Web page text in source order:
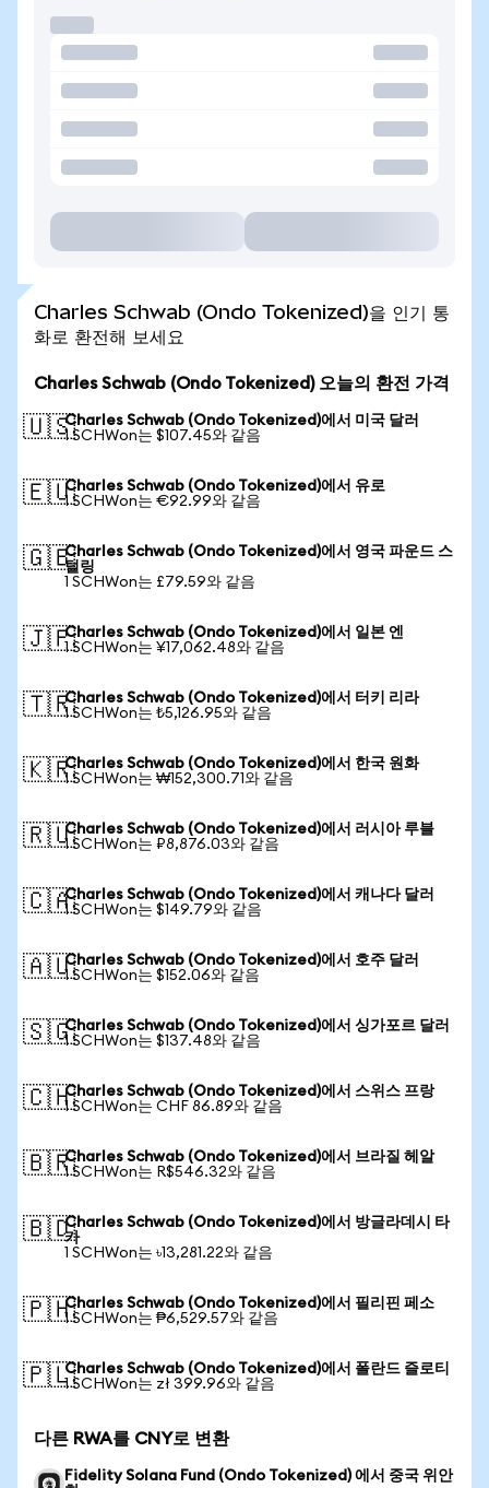
Charles Schwab (Ondo Tokenized)을 인기 통
화로 환전해 보세요
Charles Schwab (Ondo Tokenized) 오늘의 환전 가격
🇺🇸Charles Schwab (Ondo Tokenized)에서 미국 달러
1 SCHWon는 $107.45와 같음
🇪🇺Charles Schwab (Ondo Tokenized)에서 유로
1 SCHWon는 €92.99와 같음
🇬🇧Charles Schwab (Ondo Tokenized)에서 영국 파운드 스
털링
1 SCHWon는 £79.59와 같음
🇯🇵Charles Schwab (Ondo Tokenized)에서 일본 엔
1 SCHWon는 ¥17,062.48와 같음
🇹🇷Charles Schwab (Ondo Tokenized)에서 터키 리라
1 SCHWon는 ₺5,126.95와 같음
🇰🇷Charles Schwab (Ondo Tokenized)에서 한국 원화
1 SCHWon는 ₩152,300.71와 같음
🇷🇺Charles Schwab (Ondo Tokenized)에서 러시아 루블
1 SCHWon는 ₽8,876.03와 같음
🇨🇦Charles Schwab (Ondo Tokenized)에서 캐나다 달러
1 SCHWon는 $149.79와 같음
🇦🇺Charles Schwab (Ondo Tokenized)에서 호주 달러
1 SCHWon는 $152.06와 같음
🇸🇬Charles Schwab (Ondo Tokenized)에서 싱가포르 달러
1 SCHWon는 $137.48와 같음
🇨🇭Charles Schwab (Ondo Tokenized)에서 스위스 프랑
1 SCHWon는 CHF 86.89와 같음
🇧🇷Charles Schwab (Ondo Tokenized)에서 브라질 헤알
1 SCHWon는 R$546.32와 같음
🇧🇩Charles Schwab (Ondo Tokenized)에서 방글라데시 타
카
1 SCHWon는 ৳13,281.22와 같음
🇵🇭Charles Schwab (Ondo Tokenized)에서 필리핀 페소
1 SCHWon는 ₱6,529.57와 같음
🇵🇱Charles Schwab (Ondo Tokenized)에서 폴란드 즐로티
1 SCHWon는 zł 399.96와 같음
다른 RWA를 CNY로 변환
Fidelity Solana Fund (Ondo Tokenized) 에서 중국 위안